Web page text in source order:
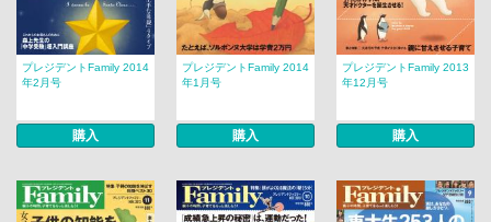
プレジデントFamily 2014
年2月号
購入
プレジデントFamily 2014
年1月号
購入
プレジデントFamily 2013
年12月号
購入